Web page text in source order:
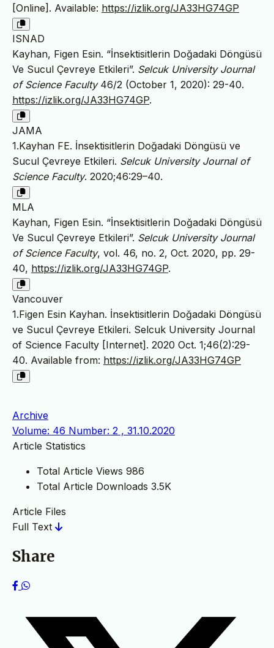
[Online]. Available: https://izlik.org/JA33HG74GP
ISNAD
Kayhan, Figen Esin. “İnsektisitlerin Doğadaki Döngüsü
Ve Sucul Çevreye Etkileri”. Selcuk University Journal
of Science Faculty46/2 (October 1, 2020): 29-40.
https://izlik.org/JA33HG74GP.
JAMA
1.Kayhan FE. İnsektisitlerin Doğadaki Döngüsü ve
Sucul Çevreye Etkileri. Selcuk University Journal of
Science Faculty. 2020;46:29–40.
MLA
Kayhan, Figen Esin. “İnsektisitlerin Doğadaki Döngüsü
Ve Sucul Çevreye Etkileri”. Selcuk University Journal
of Science Faculty, vol. 46, no. 2, Oct. 2020, pp. 29-
40, https://izlik.org/JA33HG74GP.
Vancouver
1.Figen Esin Kayhan. İnsektisitlerin Doğadaki Döngüsü
ve Sucul Çevreye Etkileri. Selcuk University Journal
of Science Faculty [Internet]. 2020 Oct. 1;46(2):29-
40. Available from: https://izlik.org/JA33HG74GP
Archive
Volume: 46 Number: 2 , 31.10.2020
Article Statistics
Total Article Views 986
Total Article Downloads 3.5K
Article Files
Full Text
Share